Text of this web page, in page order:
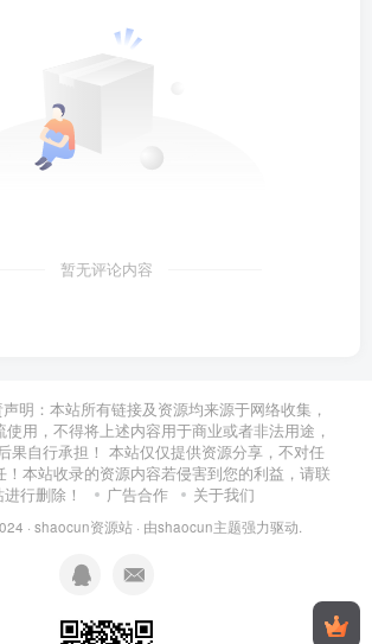
暂无评论内容
明：本站所有链接及资源均来源于网络收集，
用，不得将上述内容用于商业或者非法用途，
果自行承担！ 本站仅仅提供资源分享，不对任
！本站收录的资源内容若侵害到您的利益，请联
行删除！
广告合作 关于我们
· shaocun资源站 · 由shaocun主题强力驱动.